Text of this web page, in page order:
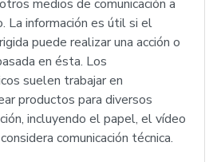
medios de comunicación a
La información es útil si el
puede realizar una acción o
en ésta. Los
suelen trabajar en
productos para diversos
incluyendo el papel, el vídeo
comunicación técnica.